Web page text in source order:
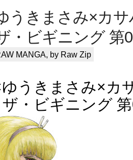
うきまさみ×カ
・ビギニング 第
MANGA, by Raw Zip
うきまさみ×カ
・ビギニング